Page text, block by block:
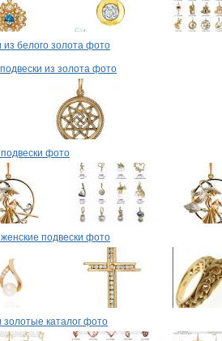
из белого золота фото
из золота фото
фото
подвески фото
золотые каталог фото